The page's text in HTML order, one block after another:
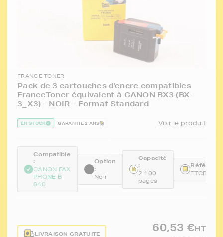
FRANCE TONER
Pack de 3 cartouches d'encre compatibles
FranceToner équivalent à CANON BX3 (BX-
3_X3) - NOIR - Format Standard
EN STOCK GARANTIE 2 ANS Voir le produit
Compatible
:
CANON FAX
PHONE B
840
Option
:
Noir
Capacité
:
2 100
pages
LIVRAISON GRATUITE
60,53 €HT